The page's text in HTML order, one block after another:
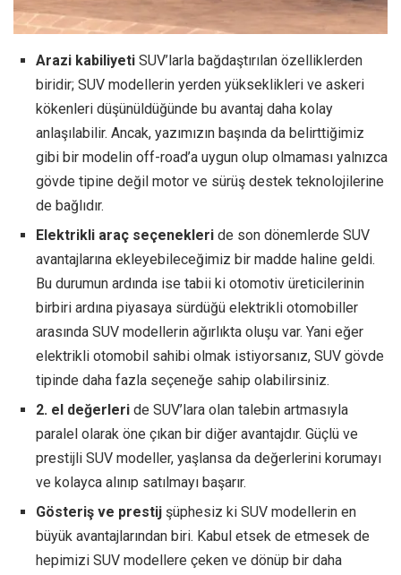
Arazi kabiliyeti SUV’larla bağdaştırılan özelliklerden
biridir; SUV modellerin yerden yükseklikleri ve askeri
kökenleri düşünüldüğünde bu avantaj daha kolay
anlaşılabilir. Ancak, yazımızın başında da belirttiğimiz
gibi bir modelin off-road’a uygun olup olmaması yalnızca
gövde tipine değil motor ve sürüş destek teknolojilerine
de bağlıdır.
Elektrikli araç seçenekleri de son dönemlerde SUV
avantajlarına ekleyebileceğimiz bir madde haline geldi.
Bu durumun ardında ise tabii ki otomotiv üreticilerinin
birbiri ardına piyasaya sürdüğü elektrikli otomobiller
arasında SUV modellerin ağırlıkta oluşu var. Yani eğer
elektrikli otomobil sahibi olmak istiyorsanız, SUV gövde
tipinde daha fazla seçeneğe sahip olabilirsiniz.
2. el değerleri de SUV’lara olan talebin artmasıyla
paralel olarak öne çıkan bir diğer avantajdır. Güçlü ve
prestijli SUV modeller, yaşlansa da değerlerini korumayı
ve kolayca alınıp satılmayı başarır.
Gösteriş ve prestij şüphesiz ki SUV modellerin en
büyük avantajlarından biri. Kabul etsek de etmesek de
hepimizi SUV modellere çeken ve dönüp bir daha